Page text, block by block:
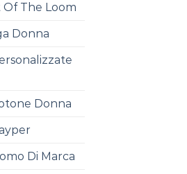
The Loom
Donna
Donna
Di Marca